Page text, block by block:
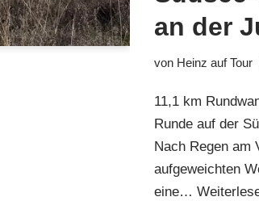
an der
von Heinz auf Tour
11,1 km
Runde auf der
Nach Regen am
aufgeweichten
eine…